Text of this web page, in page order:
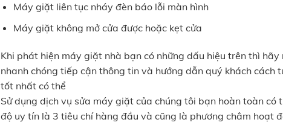
Máy giặt liên tục nháy đèn báo lỗi màn hình
Máy giặt không mở cửa được hoặc kẹt cửa
Khi phát hiện máy giặt nhà bạn có những dấu hiệu trên thì
nhanh chóng tiếp cận thông tin và hướng dẫn quý khách
tốt nhất có thể
Sử dụng dịch vụ sửa máy giặt của chúng tôi bạn hoàn toàn
độ uy tín là 3 tiêu chí hàng đầu và cũng là phương châm hoạt